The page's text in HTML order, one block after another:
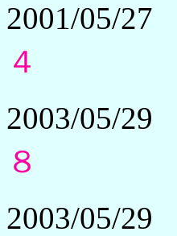
2001/05/27
４
2003/05/29
８
2003/05/29